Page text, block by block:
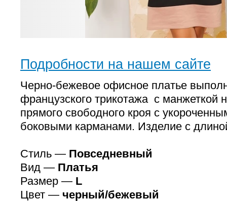
Подробности на нашем сайте
Черно-бежевое офисное платье
французского трикотажа с манжеткой
прямого свободного кроя с
боковыми карманами. Изделие с
Стиль — Повседневный
Вид — Платья
Размер — L
Цвет — черный/бежевый